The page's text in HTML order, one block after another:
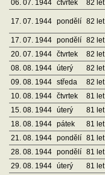
06. 07. 1944 čtvrtek 82 let
17. 07. 1944 pondělí 82 let
17. 07. 1944 pondělí 82 let
20. 07. 1944 čtvrtek 82 let
08. 08. 1944 úterý 82 let
09. 08. 1944 středa 82 let
10. 08. 1944 čtvrtek 81 let
15. 08. 1944 úterý 81 let
18. 08. 1944 pátek 81 let
21. 08. 1944 pondělí 81 let
28. 08. 1944 pondělí 81 let
29. 08. 1944 úterý 81 let